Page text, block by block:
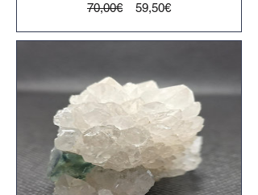
70,00€
Preço
59,50€Preço